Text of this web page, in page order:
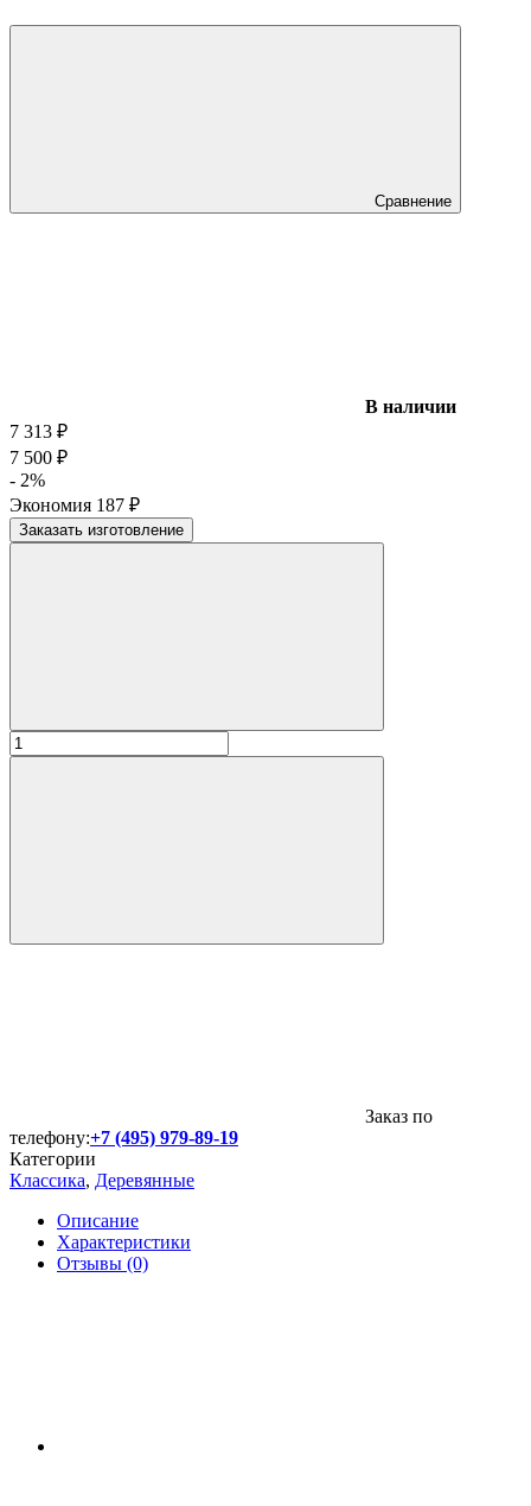
Сравнение
В наличии
7 313 ₽
7 500 ₽
- 2%
Экономия 187 ₽
Заказать изготовление
Заказ по
телефону:+7 (495) 979-89-19
Категории
Классика, Деревянные
Описание
Характеристики
Отзывы (0)